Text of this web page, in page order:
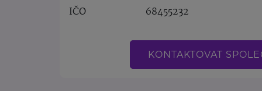
IČO
68455232
KONTAKTOVAT